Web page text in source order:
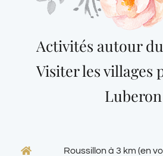
Activités autour
Visiter les villages
Luberon
Roussillon à 3 km (en